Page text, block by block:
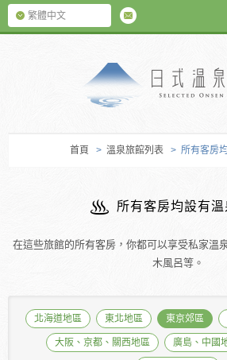
繁體中文
首頁 > 溫泉旅館列表 > 所有客房
所有客房均設有溫
在這些旅館的所有客房，你都可以享受私家溫
木風呂等。
北海道地區 東北地區 東京郊區
大阪、京都、關西地區 廣島、中國